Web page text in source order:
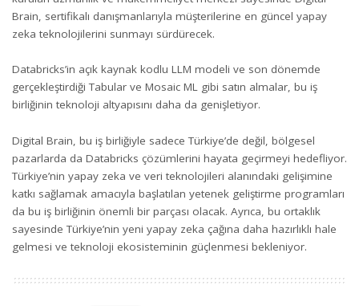
Brain, sertifikalı danışmanlarıyla müşterilerine en güncel yapay
zeka teknolojilerini sunmayı sürdürecek.
Databricks’in açık kaynak kodlu LLM modeli ve son dönemde
gerçekleştirdiği Tabular ve Mosaic ML gibi satın almalar, bu iş
birliğinin teknoloji altyapısını daha da genişletiyor.
Digital Brain, bu iş birliğiyle sadece Türkiye’de değil, bölgesel
pazarlarda da Databricks çözümlerini hayata geçirmeyi hedefliyor.
Türkiye’nin yapay zeka ve veri teknolojileri alanındaki gelişimine
katkı sağlamak amacıyla başlatılan yetenek geliştirme programları
da bu iş birliğinin önemli bir parçası olacak. Ayrıca, bu ortaklık
sayesinde Türkiye’nin yeni yapay zeka çağına daha hazırlıklı hale
gelmesi ve teknoloji ekosisteminin güçlenmesi bekleniyor.